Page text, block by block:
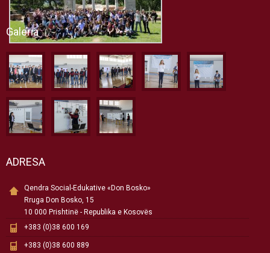
Galeria
ADRESA
Qendra Social-Edukative «Don Bosko»
Rruga Don Bosko, 15
10 000 Prishtinë - Republika e Kosovës
+383 (0)38 600 169
+383 (0)38 600 889